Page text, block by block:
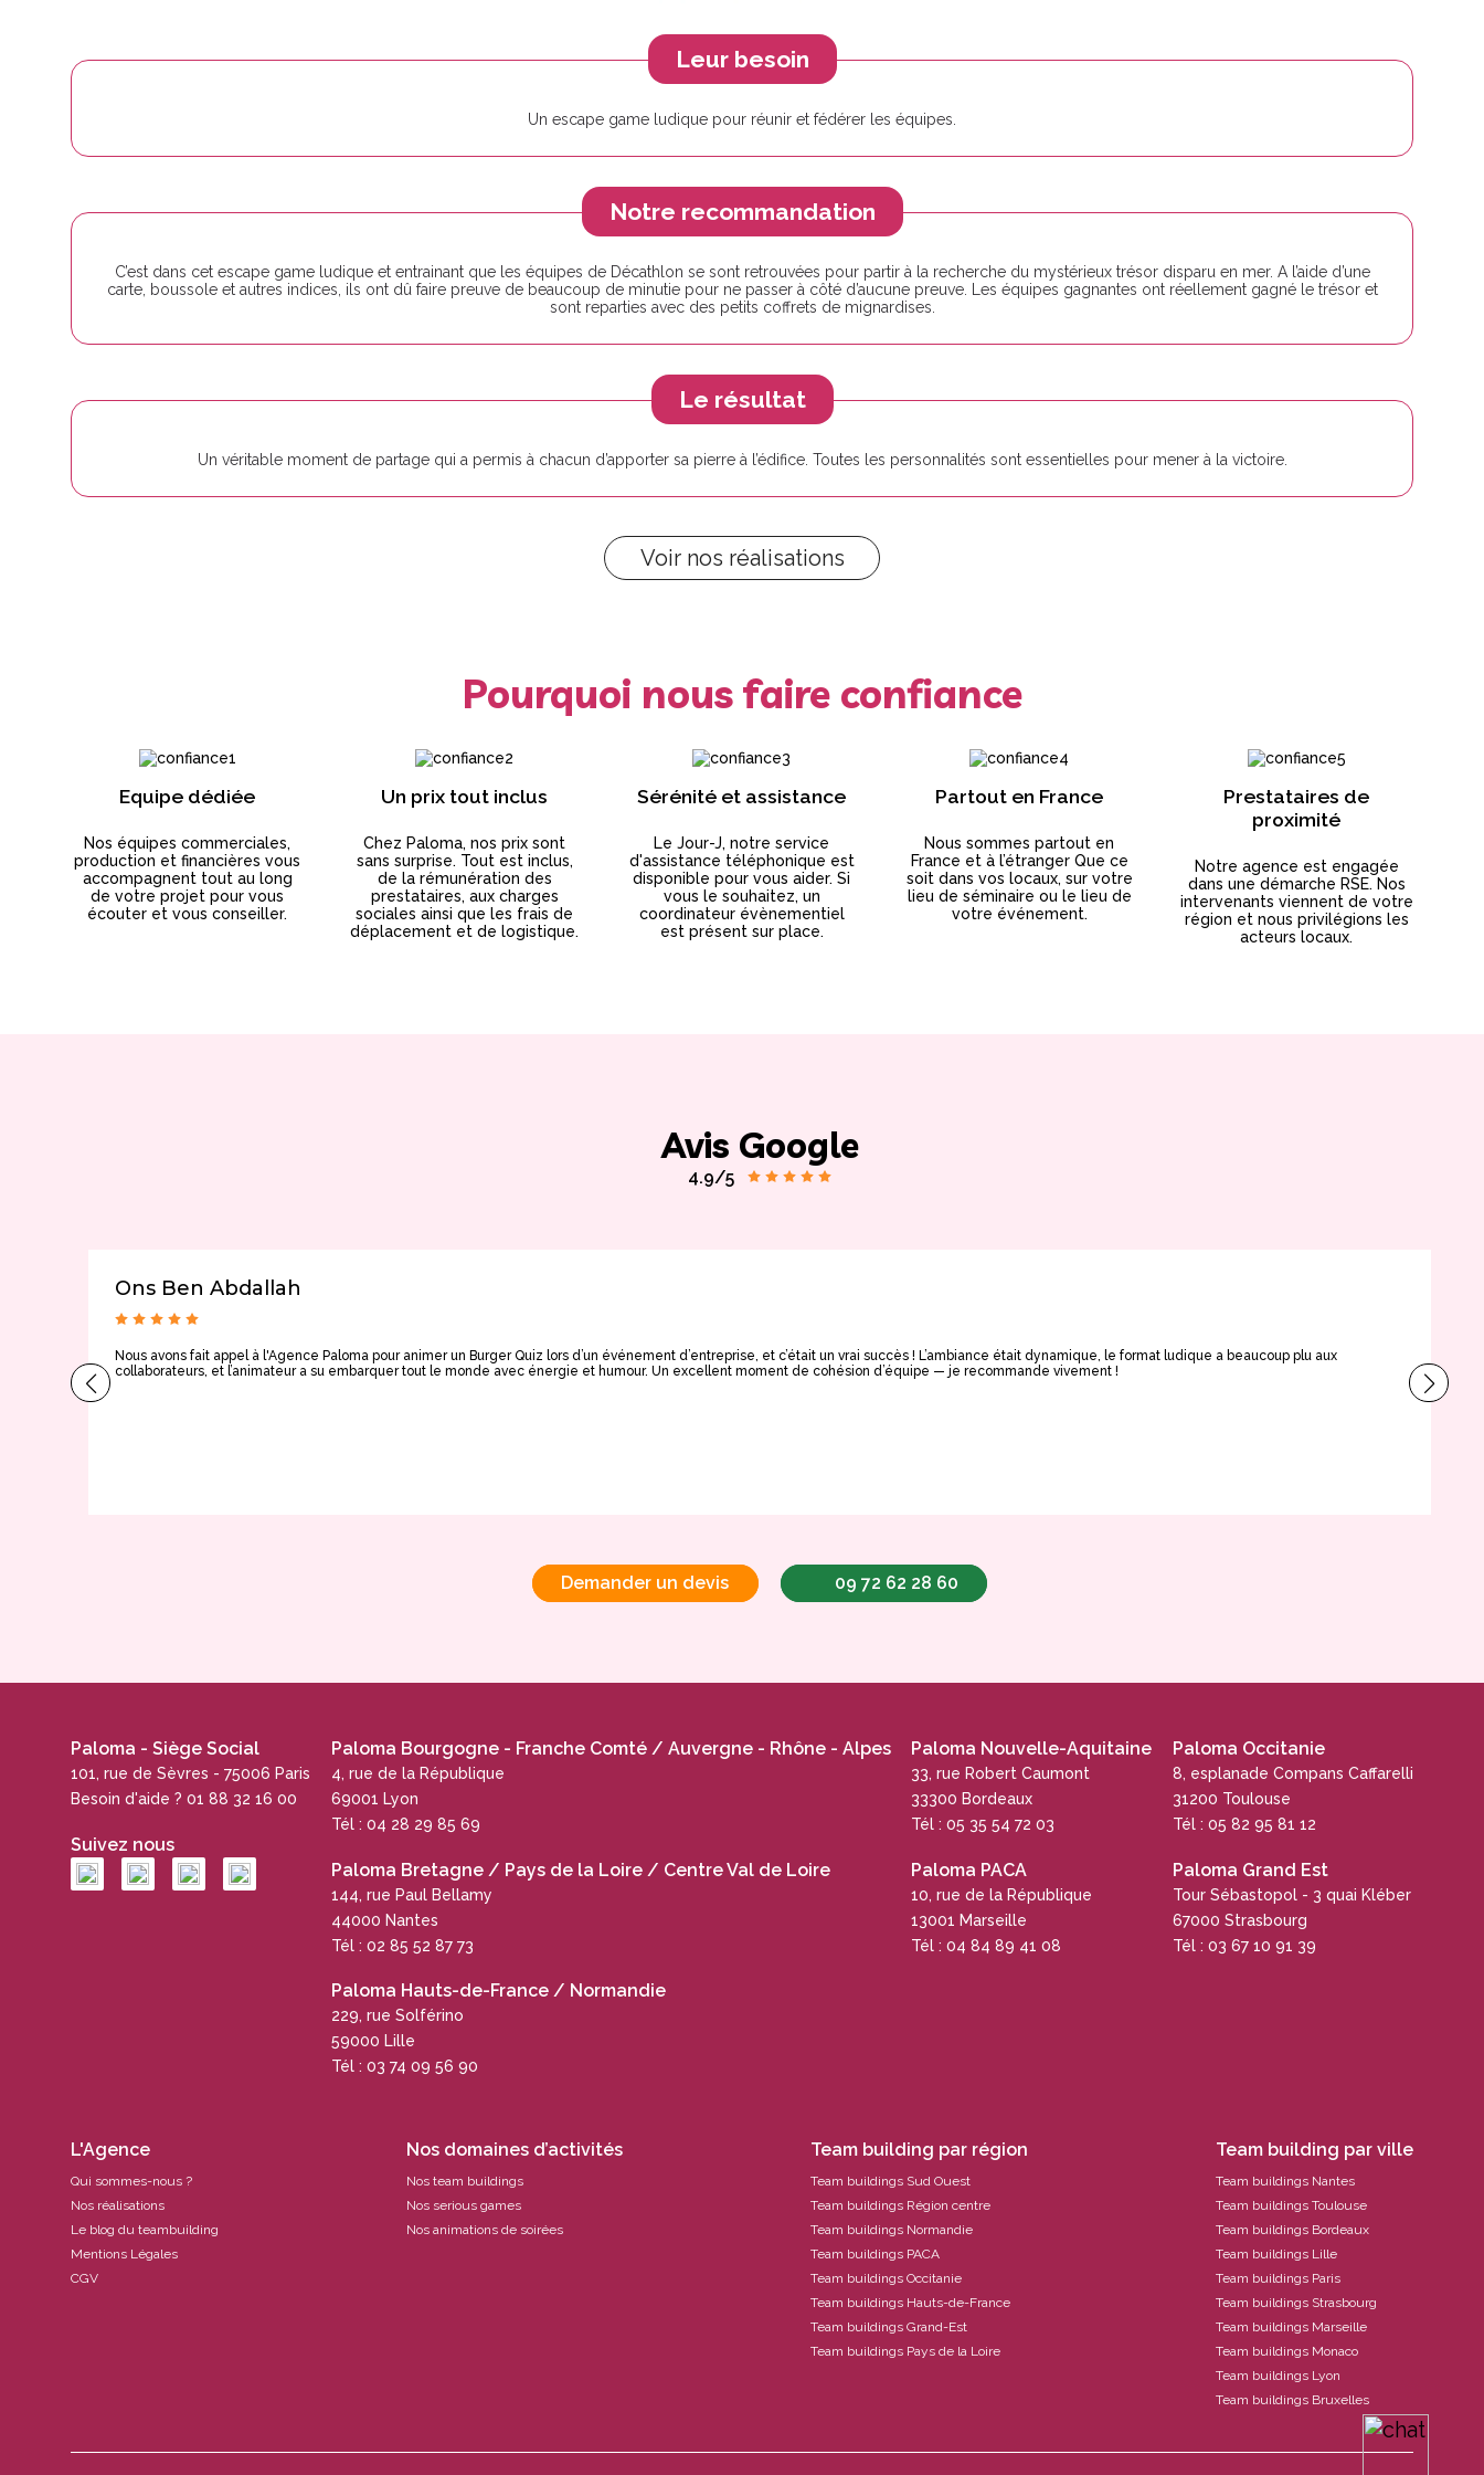
Leur besoin
Un escape game ludique pour réunir et fédérer les équipes.
Notre recommandation
C’est dans cet escape game ludique et entrainant que les équipes de Décathlon se sont retrouvées pour partir à la recherche du mystérieux trésor disparu en mer. A l’aide d’une
carte, boussole et autres indices, ils ont dû faire preuve de beaucoup de minutie pour ne passer à côté d’aucune preuve. Les équipes gagnantes ont réellement gagné le trésor et
sont reparties avec des petits coffrets de mignardises.
Le résultat
Un véritable moment de partage qui a permis à chacun d’apporter sa pierre à l’édifice. Toutes les personnalités sont essentielles pour mener à la victoire.
Voir nos réalisations
Pourquoi nous faire confiance
Equipe dédiée
Nos équipes commerciales,
production et financières vous
accompagnent tout au long
de votre projet pour vous
écouter et vous conseiller.
Un prix tout inclus
Chez Paloma, nos prix sont
sans surprise. Tout est inclus,
de la rémunération des
prestataires, aux charges
sociales ainsi que les frais de
déplacement et de logistique.
Sérénité et assistance
Le Jour-J, notre service
d'assistance téléphonique est
disponible pour vous aider. Si
vous le souhaitez, un
coordinateur évènementiel
est présent sur place.
Partout en France
Nous sommes partout en
France et à l’étranger Que ce
soit dans vos locaux, sur votre
lieu de séminaire ou le lieu de
votre événement.
Prestataires de
proximité
Notre agence est engagée
dans une démarche RSE. Nos
intervenants viennent de votre
région et nous privilégions les
acteurs locaux.
Avis Google
4.9/5
Ons Ben Abdallah
Nous avons fait appel à l'Agence Paloma pour animer un Burger Quiz lors d’un événement d’entreprise, et c’était un vrai succès ! L’ambiance était dynamique, le format ludique a beaucoup plu aux
collaborateurs, et l’animateur a su embarquer tout le monde avec énergie et humour. Un excellent moment de cohésion d’équipe — je recommande vivement !
Demander un devis 09 72 62 28 60
Paloma - Siège Social
101, rue de Sèvres - 75006 Paris
Besoin d'aide ? 01 88 32 16 00
Suivez nous
Paloma Bourgogne - Franche Comté / Auvergne - Rhône - Alpes
4, rue de la République
69001 Lyon
Tél : 04 28 29 85 69
Paloma Bretagne / Pays de la Loire / Centre Val de Loire
144, rue Paul Bellamy
44000 Nantes
Tél : 02 85 52 87 73
Paloma Hauts-de-France / Normandie
229, rue Solférino
59000 Lille
Tél : 03 74 09 56 90
Paloma Nouvelle-Aquitaine
33, rue Robert Caumont
33300 Bordeaux
Tél : 05 35 54 72 03
Paloma PACA
10, rue de la République
13001 Marseille
Tél : 04 84 89 41 08
Paloma Occitanie
8, esplanade Compans Caffarelli
31200 Toulouse
Tél : 05 82 95 81 12
Paloma Grand Est
Tour Sébastopol - 3 quai Kléber
67000 Strasbourg
Tél : 03 67 10 91 39
L'Agence
Qui sommes-nous ?
Nos réalisations
Le blog du teambuilding
Mentions Légales
CGV
Nos domaines d’activités
Nos team buildings
Nos serious games
Nos animations de soirées
Team building par région
Team buildings Sud Ouest
Team buildings Région centre
Team buildings Normandie
Team buildings PACA
Team buildings Occitanie
Team buildings Hauts-de-France
Team buildings Grand-Est
Team buildings Pays de la Loire
Team building par ville
Team buildings Nantes
Team buildings Toulouse
Team buildings Bordeaux
Team buildings Lille
Team buildings Paris
Team buildings Strasbourg
Team buildings Marseille
Team buildings Monaco
Team buildings Lyon
Team buildings Bruxelles